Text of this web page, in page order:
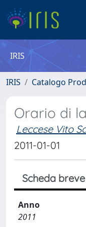
IRIS
IRIS Catalogo
Orario di
Leccese Vito
2011-01-01
Scheda breve
Anno
2011